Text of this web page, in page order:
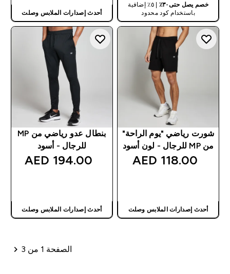
خصم يصل حتى٣٠٪
| ٥٪ إضافية
باستخدام كود محدود
أحدث إصدارات الملابس وصلت
شورت رياضي "يوم الراحة"
من MP للرجال - لون أسود
118.00 AED‎
أحدث إصدارات الملابس وصلت
بنطال عدو رياضي من MP
للرجال - أسود
194.00 AED‎
أحدث إصدارات الملابس وصلت
ترقيم الصفحات
الصفحة 1 من 3